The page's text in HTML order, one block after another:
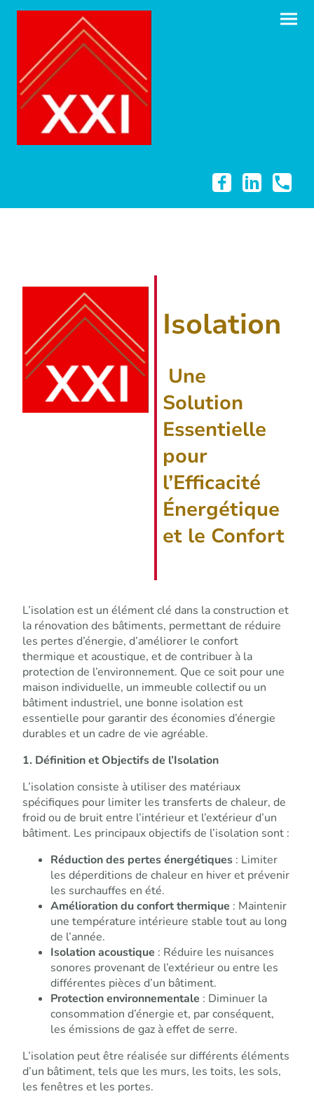
Isolation
Une
Solution
Essentielle
pour
l’Efficacité
Énergétique
et le Confort
L’isolation est un élément clé dans la construction et
la rénovation des bâtiments, permettant de réduire
les pertes d’énergie, d’améliorer le confort
thermique et acoustique, et de contribuer à la
protection de l’environnement. Que ce soit pour une
maison individuelle, un immeuble collectif ou un
bâtiment industriel, une bonne isolation est
essentielle pour garantir des économies d’énergie
durables et un cadre de vie agréable.
1. Définition et Objectifs de l’Isolation
L’isolation consiste à utiliser des matériaux
spécifiques pour limiter les transferts de chaleur, de
froid ou de bruit entre l’intérieur et l’extérieur d’un
bâtiment. Les principaux objectifs de l’isolation sont :
Réduction des pertes énergétiques : Limiter
les déperditions de chaleur en hiver et prévenir
les surchauffes en été.
Amélioration du confort thermique : Maintenir
une température intérieure stable tout au long
de l’année.
Isolation acoustique : Réduire les nuisances
sonores provenant de l’extérieur ou entre les
différentes pièces d’un bâtiment.
Protection environnementale : Diminuer la
consommation d’énergie et, par conséquent,
les émissions de gaz à effet de serre.
L’isolation peut être réalisée sur différents éléments
d’un bâtiment, tels que les murs, les toits, les sols,
les fenêtres et les portes.